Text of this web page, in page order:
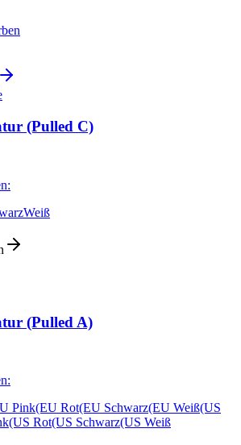
(Pulled C)
Weiß
(Pulled A)
Pink(EU Rot(EU Schwarz(EU Weiß(US
(US Rot(US Schwarz(US Weiß